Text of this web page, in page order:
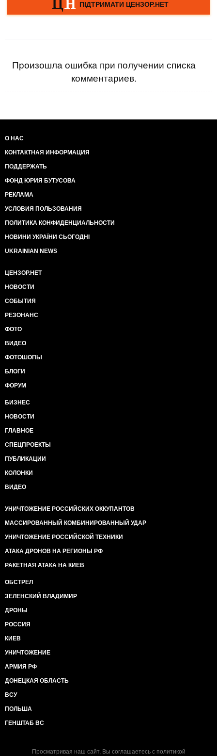
Произошла ошибка при получении списка
комментариев.
О НАС
КОНТАКТНАЯ ИНФОРМАЦИЯ
ПОДДЕРЖАТЬ
ФОНД ЮРИЯ БУТУСОВА
РЕКЛАМА
УСЛОВИЯ ПОЛЬЗОВАНИЯ
ПОЛИТИКА КОНФИДЕНЦИАЛЬНОСТИ
НОВИНИ УКРАЇНИ СЬОГОДНІ
UKRAINIAN NEWS
ЦЕНЗОР.НЕТ
НОВОСТИ
СОБЫТИЯ
РЕЗОНАНС
ФОТО
ВИДЕО
ФОТОШОПЫ
БЛОГИ
ФОРУМ
БИЗНЕС
НОВОСТИ
ГЛАВНОЕ
СПЕЦПРОЕКТЫ
ПУБЛИКАЦИИ
КОЛОНКИ
ВИДЕО
УНИЧТОЖЕНИЕ РОССИЙСКИХ ОККУПАНТОВ
МАССИРОВАННЫЙ КОМБИНИРОВАННЫЙ УДАР
УНИЧТОЖЕНИЕ РОССИЙСКОЙ ТЕХНИКИ
АТАКА ДРОНОВ НА РЕГИОНЫ РФ
РАКЕТНАЯ АТАКА НА КИЕВ
ОБСТРЕЛ
ЗЕЛЕНСКИЙ ВЛАДИМИР
ДРОНЫ
РОССИЯ
КИЕВ
УНИЧТОЖЕНИЕ
АРМИЯ РФ
ДОНЕЦКАЯ ОБЛАСТЬ
ВСУ
ПОЛЬША
ГЕНШТАБ ВС
Просматривая наш сайт, Вы соглашаетесь с политикой